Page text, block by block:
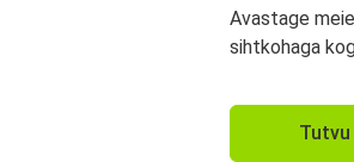
Avastage
sihtkohaga